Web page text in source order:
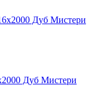
Дуб Мистери